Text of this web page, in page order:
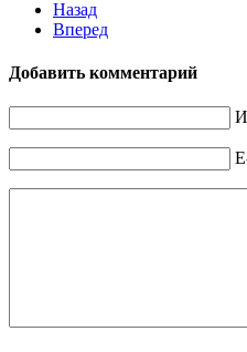
Назад
Вперед
Добавить комментарий